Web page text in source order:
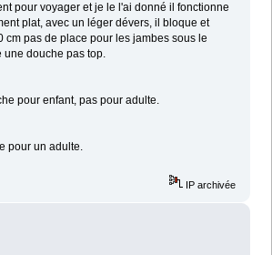
pour voyager et je le l'ai donné il fonctionne
plat, avec un léger dévers, il bloque et
cm pas de place pour les jambes sous le
une douche pas top.
pour enfant, pas pour adulte.
pour un adulte.
IP archivée